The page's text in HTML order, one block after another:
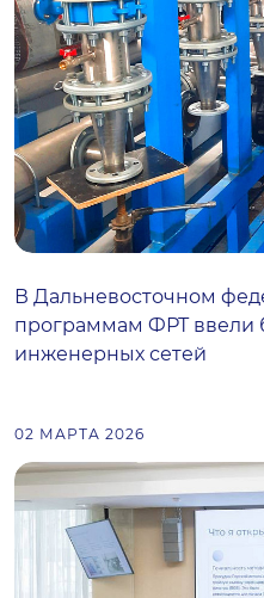
В Дальневосточном
программам ФРТ ввели
инженерных сетей
02 МАРТА 2026